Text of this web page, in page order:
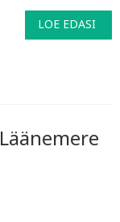
LOE EDASI